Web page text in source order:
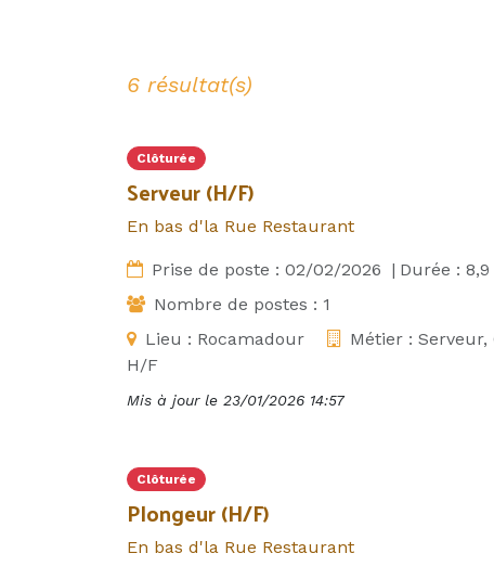
6 résultat(s)
Clôturée
Serveur (H/F)
En bas d'la Rue Restaurant
Prise de poste : 02/02/2026 | Durée : 8,9
Nombre de postes : 1
Lieu : Rocamadour Métier : Serveur,
H/F
Mis à jour le 23/01/2026 14:57
Clôturée
Plongeur (H/F)
En bas d'la Rue Restaurant